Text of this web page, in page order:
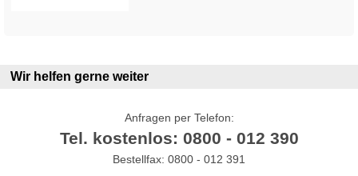
Wir helfen gerne weiter
Anfragen per Telefon:
Tel. kostenlos: 0800 - 012 390
Bestellfax: 0800 - 012 391